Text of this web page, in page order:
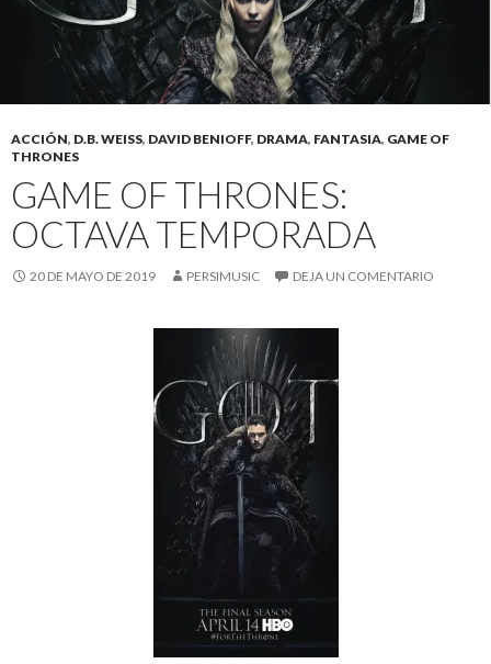
ACCIÓN, D.B. WEISS, DAVID BENIOFF, DRAMA, FANTASIA, GAME OF
THRONES
GAME OF THRONES:
OCTAVA TEMPORADA
20 DE MAYO DE 2019 PERSIMUSIC DEJA UN COMENTARIO